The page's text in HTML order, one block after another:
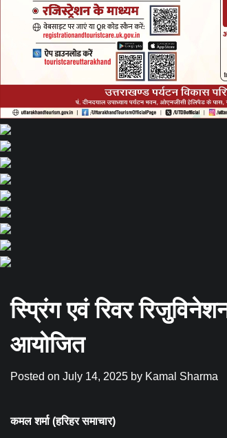
स्प्रिंग एवं रिवर
आयोजित
Posted on July 14, 2025 by Kamal Sharma
कमल शर्मा (हरिहर समाचार)